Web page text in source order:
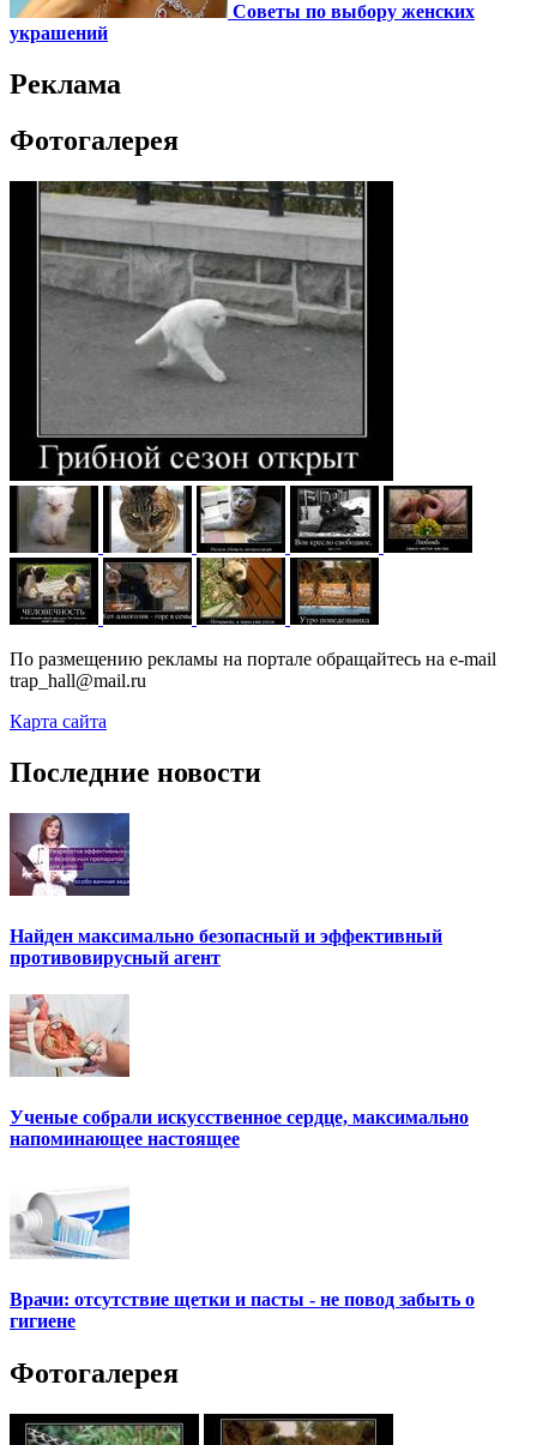
Советы по выбору женских
украшений
Реклама
Фотогалерея
По размещению рекламы на портале обращайтесь на e-mail
trap_hall@mail.ru
Карта сайта
Последние новости
Найден максимально безопасный и эффективный
противовирусный агент
Ученые собрали искусственное сердце, максимально
напоминающее настоящее
Врачи: отсутствие щетки и пасты - не повод забыть о
гигиене
Фотогалерея